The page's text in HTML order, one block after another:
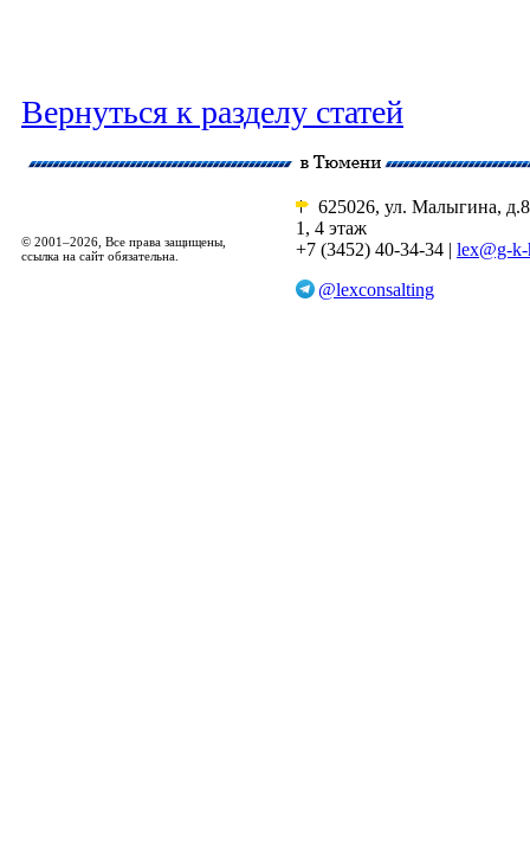
Вернуться к разделу статей
© 2001–2026, Все права защищены,
ссылка на сайт обязательна.
625026, ул. Малыгина,
1, 4 этаж
+7 (3452) 40-34-34 | lex@g-
@lexconsalting